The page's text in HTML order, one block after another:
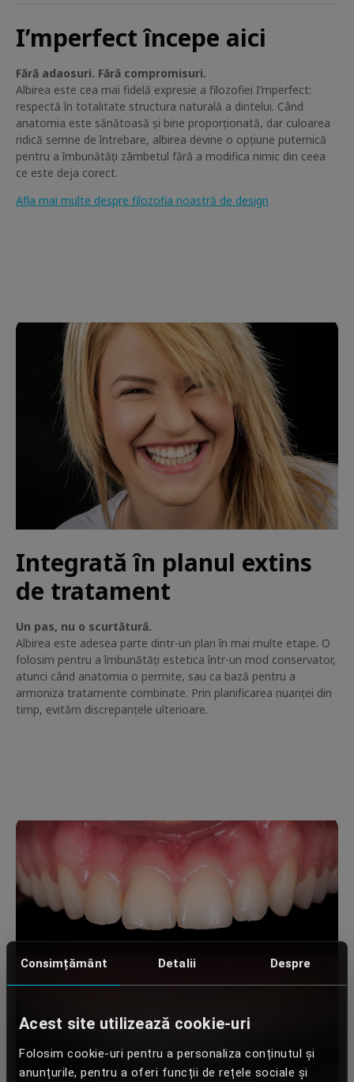
Consimțământ Detalii Despre
Acest site utilizează cookie-uri
Folosim cookie-uri pentru a personaliza conținutul și
anunțurile, pentru a oferi funcții de rețele sociale și
I’mperfect începe aici
Fără adaosuri. Fără compromisuri.
Albirea este cea mai fidelă expresie a filozofiei I’mperfect:
respectă în totalitate structura naturală a dintelui. Când
anatomia este sănătoasă și bine proporționată, dar culoarea
ridică semne de întrebare, albirea devine o opțiune puternică
pentru a îmbunătăți zâmbetul fără a modifica nimic din ceea
ce este deja corect.
Afla mai multe despre filozofia noastră de design
Integrată în planul extins
de tratament
Un pas, nu o scurtătură.
Albirea este adesea parte dintr-un plan în mai multe etape. O
folosim pentru a îmbunătăți estetica într-un mod conservator,
atunci când anatomia o permite, sau ca bază pentru a
armoniza tratamente combinate. Prin planificarea nuanței din
timp, evităm discrepanțele ulterioare.